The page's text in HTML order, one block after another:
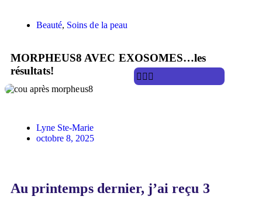
Beauté, Soins de la peau
MORPHEUS8 AVEC EXOSOMES…les
résultats!
Lyne Ste-Marie
octobre 8, 2025
Au printemps dernier, j’ai reçu 3